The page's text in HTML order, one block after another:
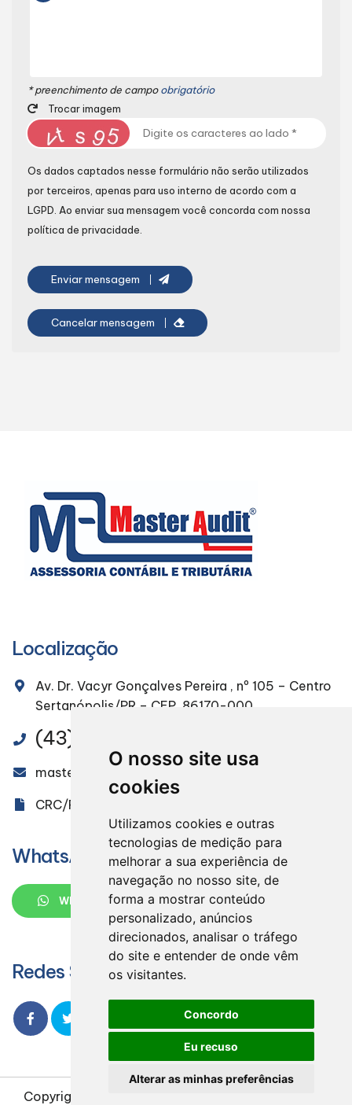
O nosso site usa
cookies
Utilizamos cookies e outras
tecnologias de medição para
melhorar a sua experiência de
navegação no nosso site, de
forma a mostrar conteúdo
personalizado, anúncios
direcionados, analisar o tráfego
do site e entender de onde vêm
os visitantes.
Concordo
Eu recuso
Alterar as minhas preferências
* preenchimento de campoobrigatório
Trocar imagem
Os dados captados nesse formulário não serão utilizados
por terceiros, apenas para uso interno de acordo com a
LGPD . Ao enviar sua mensagem você concorda com nossa
política de privacidade.
Enviar mensagem
Cancelar mensagem
Localização
Av. Dr. Vacyr Gonçalves Pereira , nº 105 – Centro
Sertanópolis/PR – CEP. 86170-000
(43) 3232-4491
masteraudit@masteraudit.com.br
CRC/PR 005851/O-9
WhatsApp
WHATSAPP
Redes Sociais
Copyright